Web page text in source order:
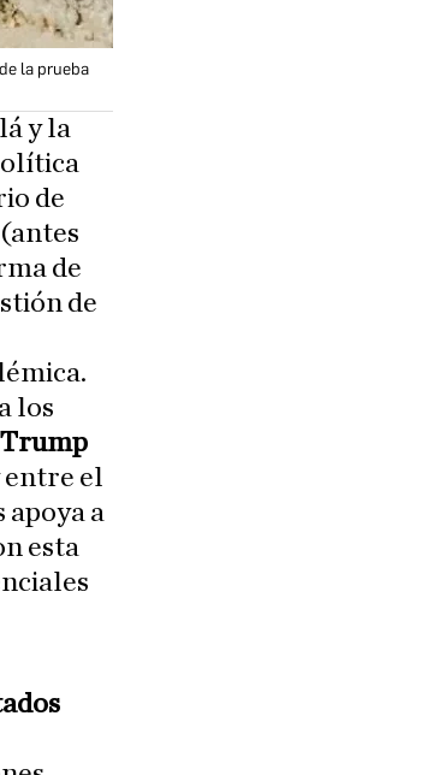
la prueba
y la
de
(antes
de
de
los
entre el
a
esta